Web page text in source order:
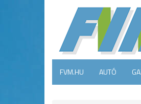
FVM.HU AUTÓ